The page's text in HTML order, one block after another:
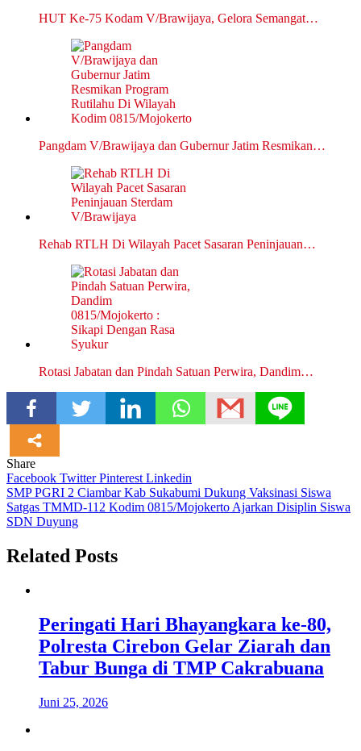
HUT Ke-75 Kodam V/Brawijaya, Gelora Semangat…
Pangdam V/Brawijaya dan Gubernur Jatim Resmikan…
Rehab RTLH Di Wilayah Pacet Sasaran Peninjauan…
Rotasi Jabatan dan Pindah Satuan Perwira, Dandim…
Share
Facebook TwitterPinterest Linkedin
Navigasi
pos
SMP PGRI 2 Ciambar Kab Sukabumi Dukung Vaksinasi Siswa
Satgas TMMD-112 Kodim 0815/Mojokerto Ajarkan Disiplin Siswa
SDN Duyung
Related Posts
Peringati Hari Bhayangkara ke-80,
Polresta Cirebon Gelar Ziarah dan
Tabur Bunga di TMP Cakrabuana
Juni 25, 2026